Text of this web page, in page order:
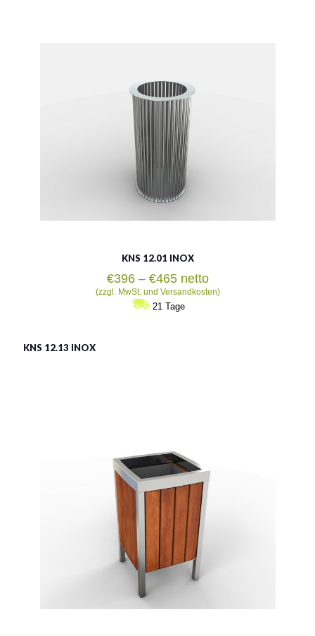
Siehe mehr
KNS 12.01 INOX
€396 – €465Preisspanne:
€396
bis
netto
(zzgl. MwSt. und Versandkosten)
21 Tage
KNS 12.13 INOX
55l
Siehe mehr